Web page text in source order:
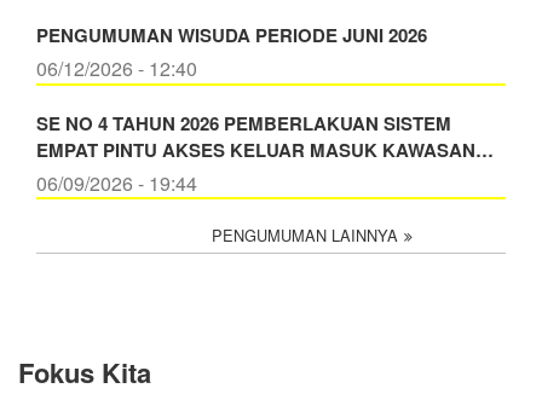
PENGUMUMAN WISUDA PERIODE JUNI 2026
06/12/2026 - 12:40
SE NO 4 TAHUN 2026 PEMBERLAKUAN SISTEM
EMPAT PINTU AKSES KELUAR MASUK KAWASAN…
06/09/2026 - 19:44
PENGUMUMAN LAINNYA
Fokus Kita